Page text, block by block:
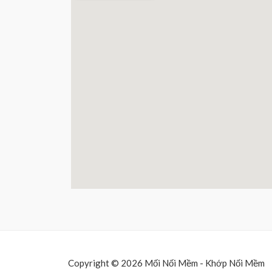
Copyright © 2026 Mối Nối Mềm - Khớp Nối Mềm